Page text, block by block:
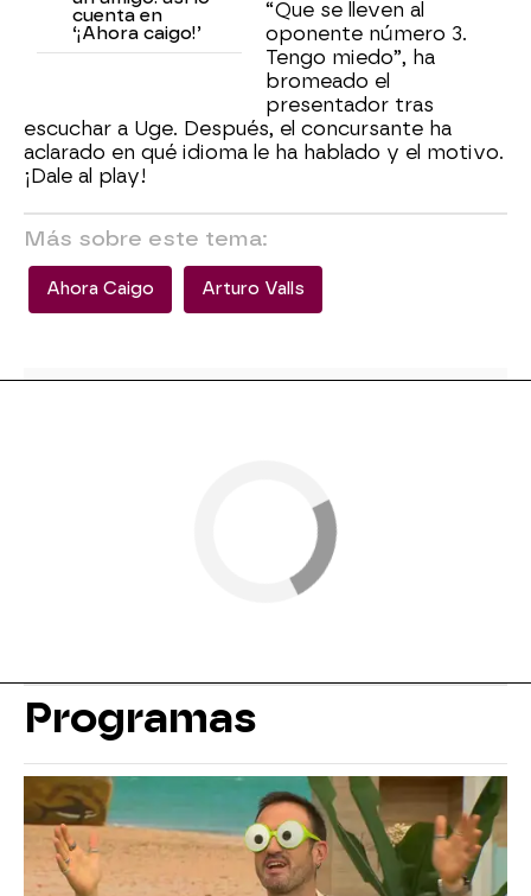
cuenta en
‘¡Ahora caigo!’
“Que se lleven al
oponente número 3.
Tengo miedo”, ha
bromeado el
presentador tras
escuchar a Uge. Después, el concursante ha
aclarado en qué idioma le ha hablado y el motivo.
¡Dale al play!
Más sobre este tema:
Ahora Caigo Arturo Valls
Programas